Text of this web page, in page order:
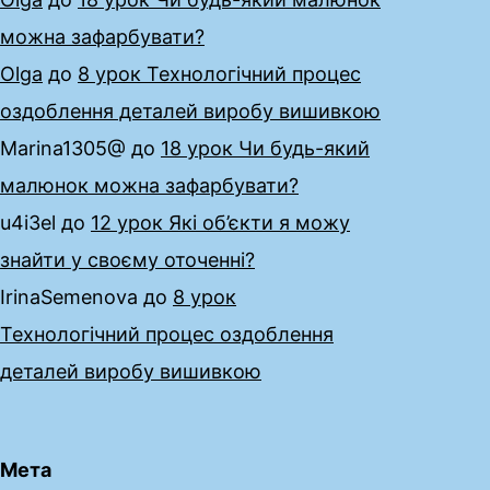
можна зафарбувати?
Olga до 8 урок Технологічний процес
оздоблення деталей виробу вишивкою
Marina1305@ до 18 урок Чи будь-який
малюнок можна зафарбувати?
u4i3el до 12 урок Які об’єкти я можу
знайти у своєму оточенні?
IrinaSemenova до 8 урок
Технологічний процес оздоблення
деталей виробу вишивкою
Мета